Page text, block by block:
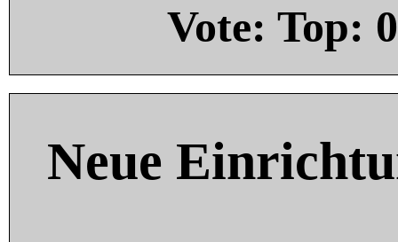
Vote: Top: 0
Neue